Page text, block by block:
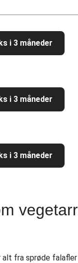
Sprød
BBQ
Ovnbagt
i 3 måneder
i 3 måneder
i 3 måneder
fra sprøde